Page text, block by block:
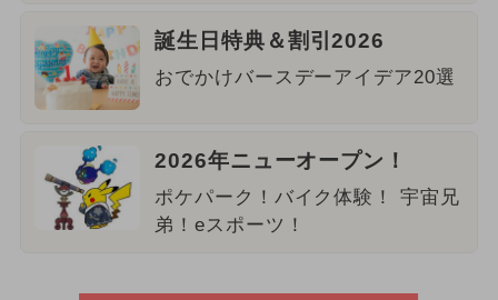
誕生日特典＆割引2026
おでかけバースデーアイデア20選
2026年ニューオープン！
ポケパーク！バイク体験！ 宇宙兄
弟！eスポーツ！